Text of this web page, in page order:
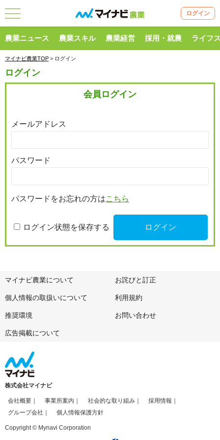
ログイン
農業ニュース 農業スキル 農業経営 採用・就農 ライフ
マイナビ農業TOP > ログイン
ログイン
会員ログイン
メールアドレス
パスワード
パスワードをお忘れの方はこちら
ログイン状態を保存する
マイナビ農業について お詫びと訂正
個人情報の取扱いについて 利用規約
推奨環境 お問い合わせ
広告掲載について
株式会社マイナビ
会社概要 事業所案内 社会的な取り組み
採用情報
グループ会社
個人情報保護方針
Copyright © Mynavi Corporation